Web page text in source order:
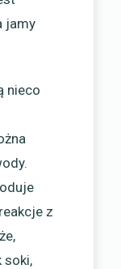
jamy
nieco
z
soki,